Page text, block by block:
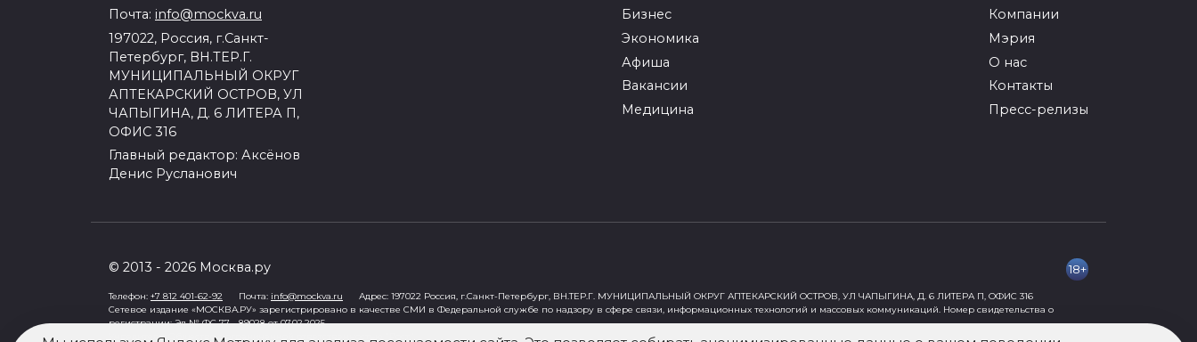
Почта: info@mockva.ru
197022, Россия, г.Санкт-
Петербург, ВН.ТЕР.Г.
МУНИЦИПАЛЬНЫЙ ОКРУГ
АПТЕКАРСКИЙ ОСТРОВ, УЛ
ЧАПЫГИНА, Д. 6 ЛИТЕРА П,
ОФИС 316
Главный редактор: Аксёнов
Денис Русланович
Бизнес
Экономика
Афиша
Вакансии
Медицина
Компании
Мэрия
О нас
Контакты
Пресс-релизы
© 2013 - 2026 Москва.ру 18+
Телефон: +7 812 401-62-92 Почта: info@mockva.ru Адрес: 197022 Россия, г.Санкт-Петербург, ВН.ТЕР.Г. МУНИЦИПАЛЬНЫЙ ОКРУГ АПТЕКАРСКИЙ ОСТРОВ, УЛ ЧАПЫГИНА, Д. 6 ЛИТЕРА П, ОФИС 316
Сетевое издание «МОСКВА.РУ» зарегистрировано в качестве СМИ в Федеральной службе по надзору в сфере связи, информационных технологий и массовых коммуникаций. Номер свидетельства о
регистрации: Эл № ФС 77 - 89028 от 07.02.2025
Учредитель: Общество с ограниченной ответственностью "Рост"